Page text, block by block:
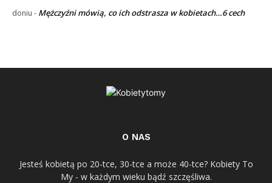
doniu - Mężczyźni mówią, co ich odstrasza w kobietach…6 cech
O NAS
Jesteś kobietą po 20-tce, 30-tce a może 40-tce? Kobiety To
My - w każdym wieku bądź szczęśliwa.